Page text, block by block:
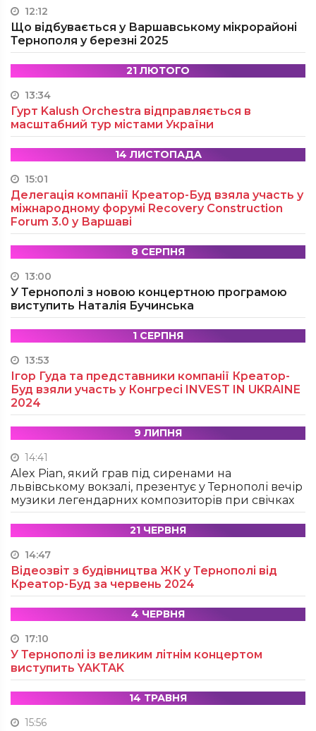
12:12
Що відбувається у Варшавському мікрорайоні
Тернополя у березні 2025
21 ЛЮТОГО
13:34
Гурт Kalush Orchestra відправляється в
масштабний тур містами України
14 ЛИСТОПАДА
15:01
Делегація компанії Креатор-Буд взяла участь у
міжнародному форумі Recovery Construction
Forum 3.0 у Варшаві
8 СЕРПНЯ
13:00
У Тернополі з новою концертною програмою
виступить Наталія Бучинська
1 СЕРПНЯ
13:53
Ігор Гуда та представники компанії Креатор-
Буд взяли участь у Конгресі INVEST IN UKRAINE
2024
9 ЛИПНЯ
14:41
Alex Pian, який грав під сиренами на
львівському вокзалі, презентує у Тернополі вечір
музики легендарних композиторів при свічках
21 ЧЕРВНЯ
14:47
Відеозвіт з будівництва ЖК у Тернополі від
Креатор-Буд за червень 2024
4 ЧЕРВНЯ
17:10
У Тернополі із великим літнім концертом
виступить YAKTAK
14 ТРАВНЯ
15:56